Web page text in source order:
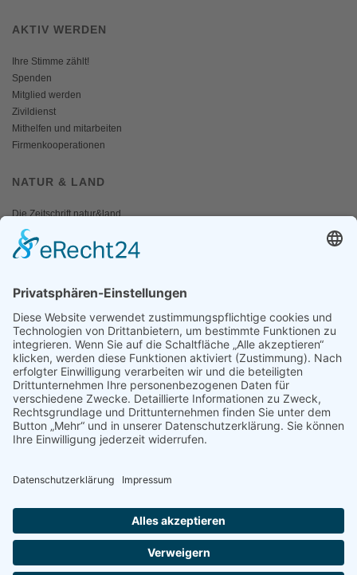
AKTIV WERDEN
Ihre Stimme zählt!
Spenden
Mitglied werden
Zivildienst
Mithelfen und mitarbeiten
Firmenkooperationen
NATUR & LAND
Die Zeitschrift natur&land
Archiv
Mediadaten
Fotos und Logos
Presseaussendungen
Presse
Presseinformationen abonnieren
ÜBER UNS
Naturschutzbund
Naturschutzjugend
Sponsoren & Partner
Impressum